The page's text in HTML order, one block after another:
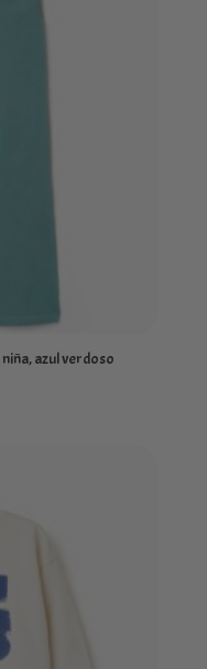
azul verdoso